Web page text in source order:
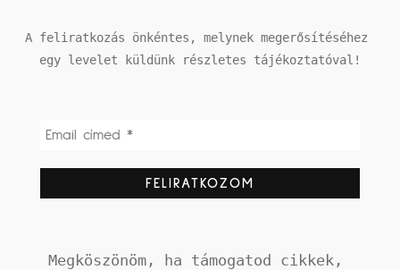
A feliratkozás önkéntes, melynek megerősítéséhez
egy levelet küldünk részletes tájékoztatóval!
Megköszönöm, ha támogatod cikkek,